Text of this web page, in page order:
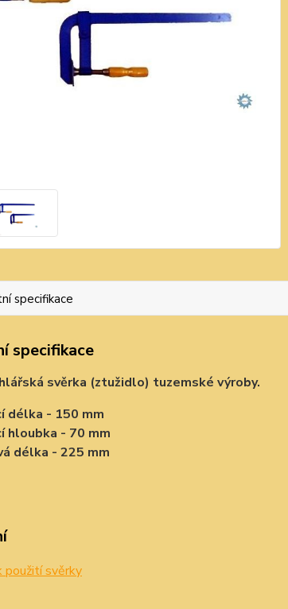
specifikace
specifikace
svěrka (ztužidlo) tuzemské výroby.
délka - 150 mm
hloubka - 70 mm
délka - 225 mm
použití svěrky